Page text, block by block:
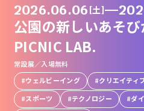
2026.06.06 [土] —
公園の新しいあそ
PICNIC LAB.
常設展／入場無料
ウェルビーイング
クリエイティ
スポーツ
テクノロジー ダ